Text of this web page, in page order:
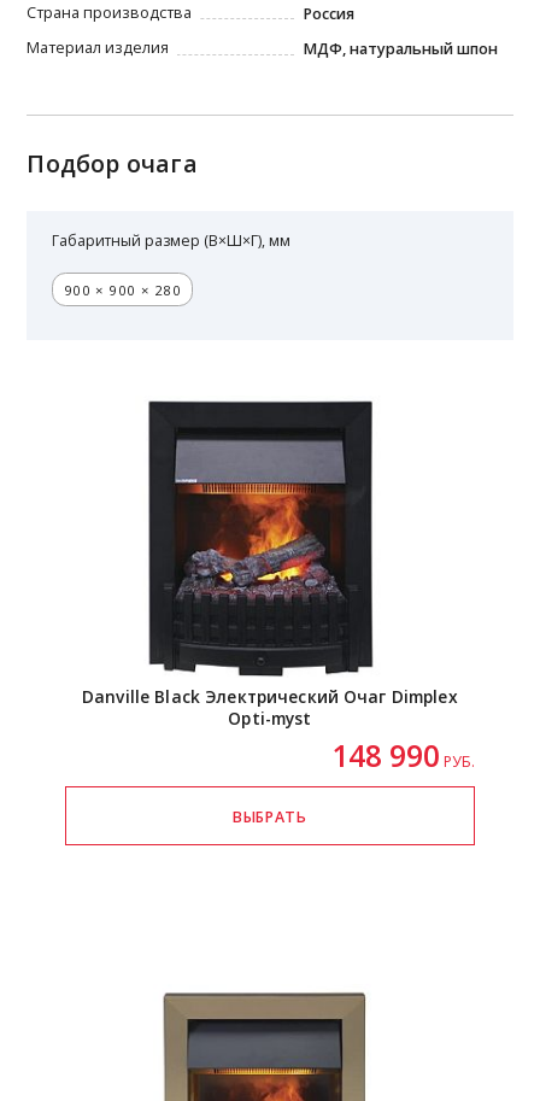
Страна производства
Россия
Материал изделия
МДФ, натуральный шпон
Подбор очага
Габаритный размер (В×Ш×Г), мм
900 × 900 × 280
Danville Black Электрический Очаг Dimplex
Opti-myst
148 990 РУБ.